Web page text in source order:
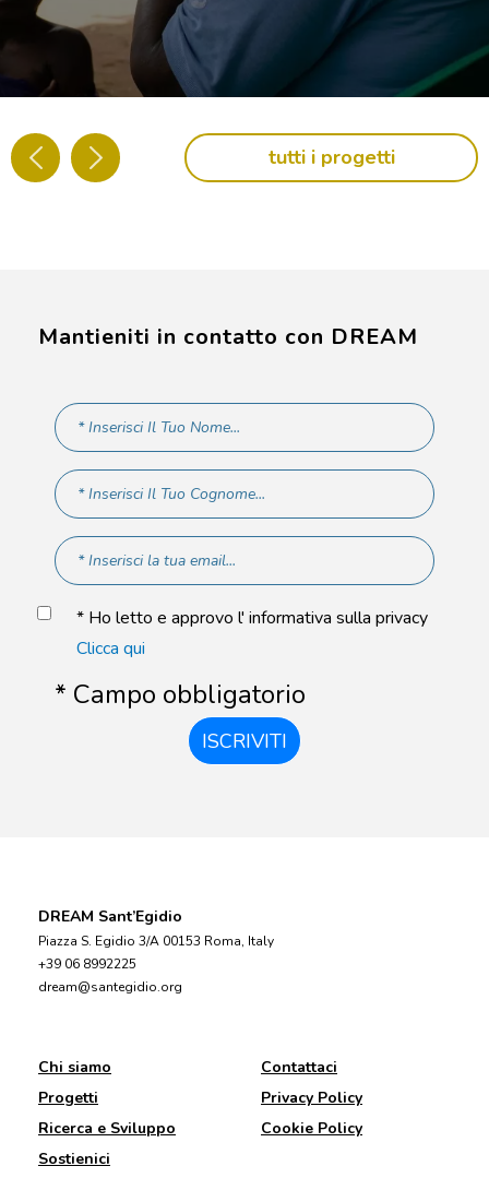
tutti i progetti
Mantieniti in contatto con DREAM
* Ho letto e approvo l' informativa sulla privacy
Clicca qui
* Campo obbligatorio
ISCRIVITI
DREAM Sant’Egidio
Piazza S. Egidio 3/A 00153 Roma, Italy
+39 06 8992225
dream@santegidio.org
Chi siamo
Progetti
Ricerca e Sviluppo
Sostienici
Contattaci
Privacy Policy
Cookie Policy